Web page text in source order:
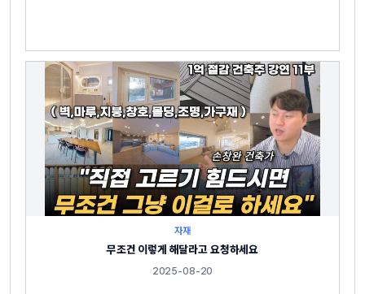
자재
무조건 이렇게 해달라고 요청하세요
2025-08-20